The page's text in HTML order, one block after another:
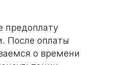
предоплату
После оплаты
о времени